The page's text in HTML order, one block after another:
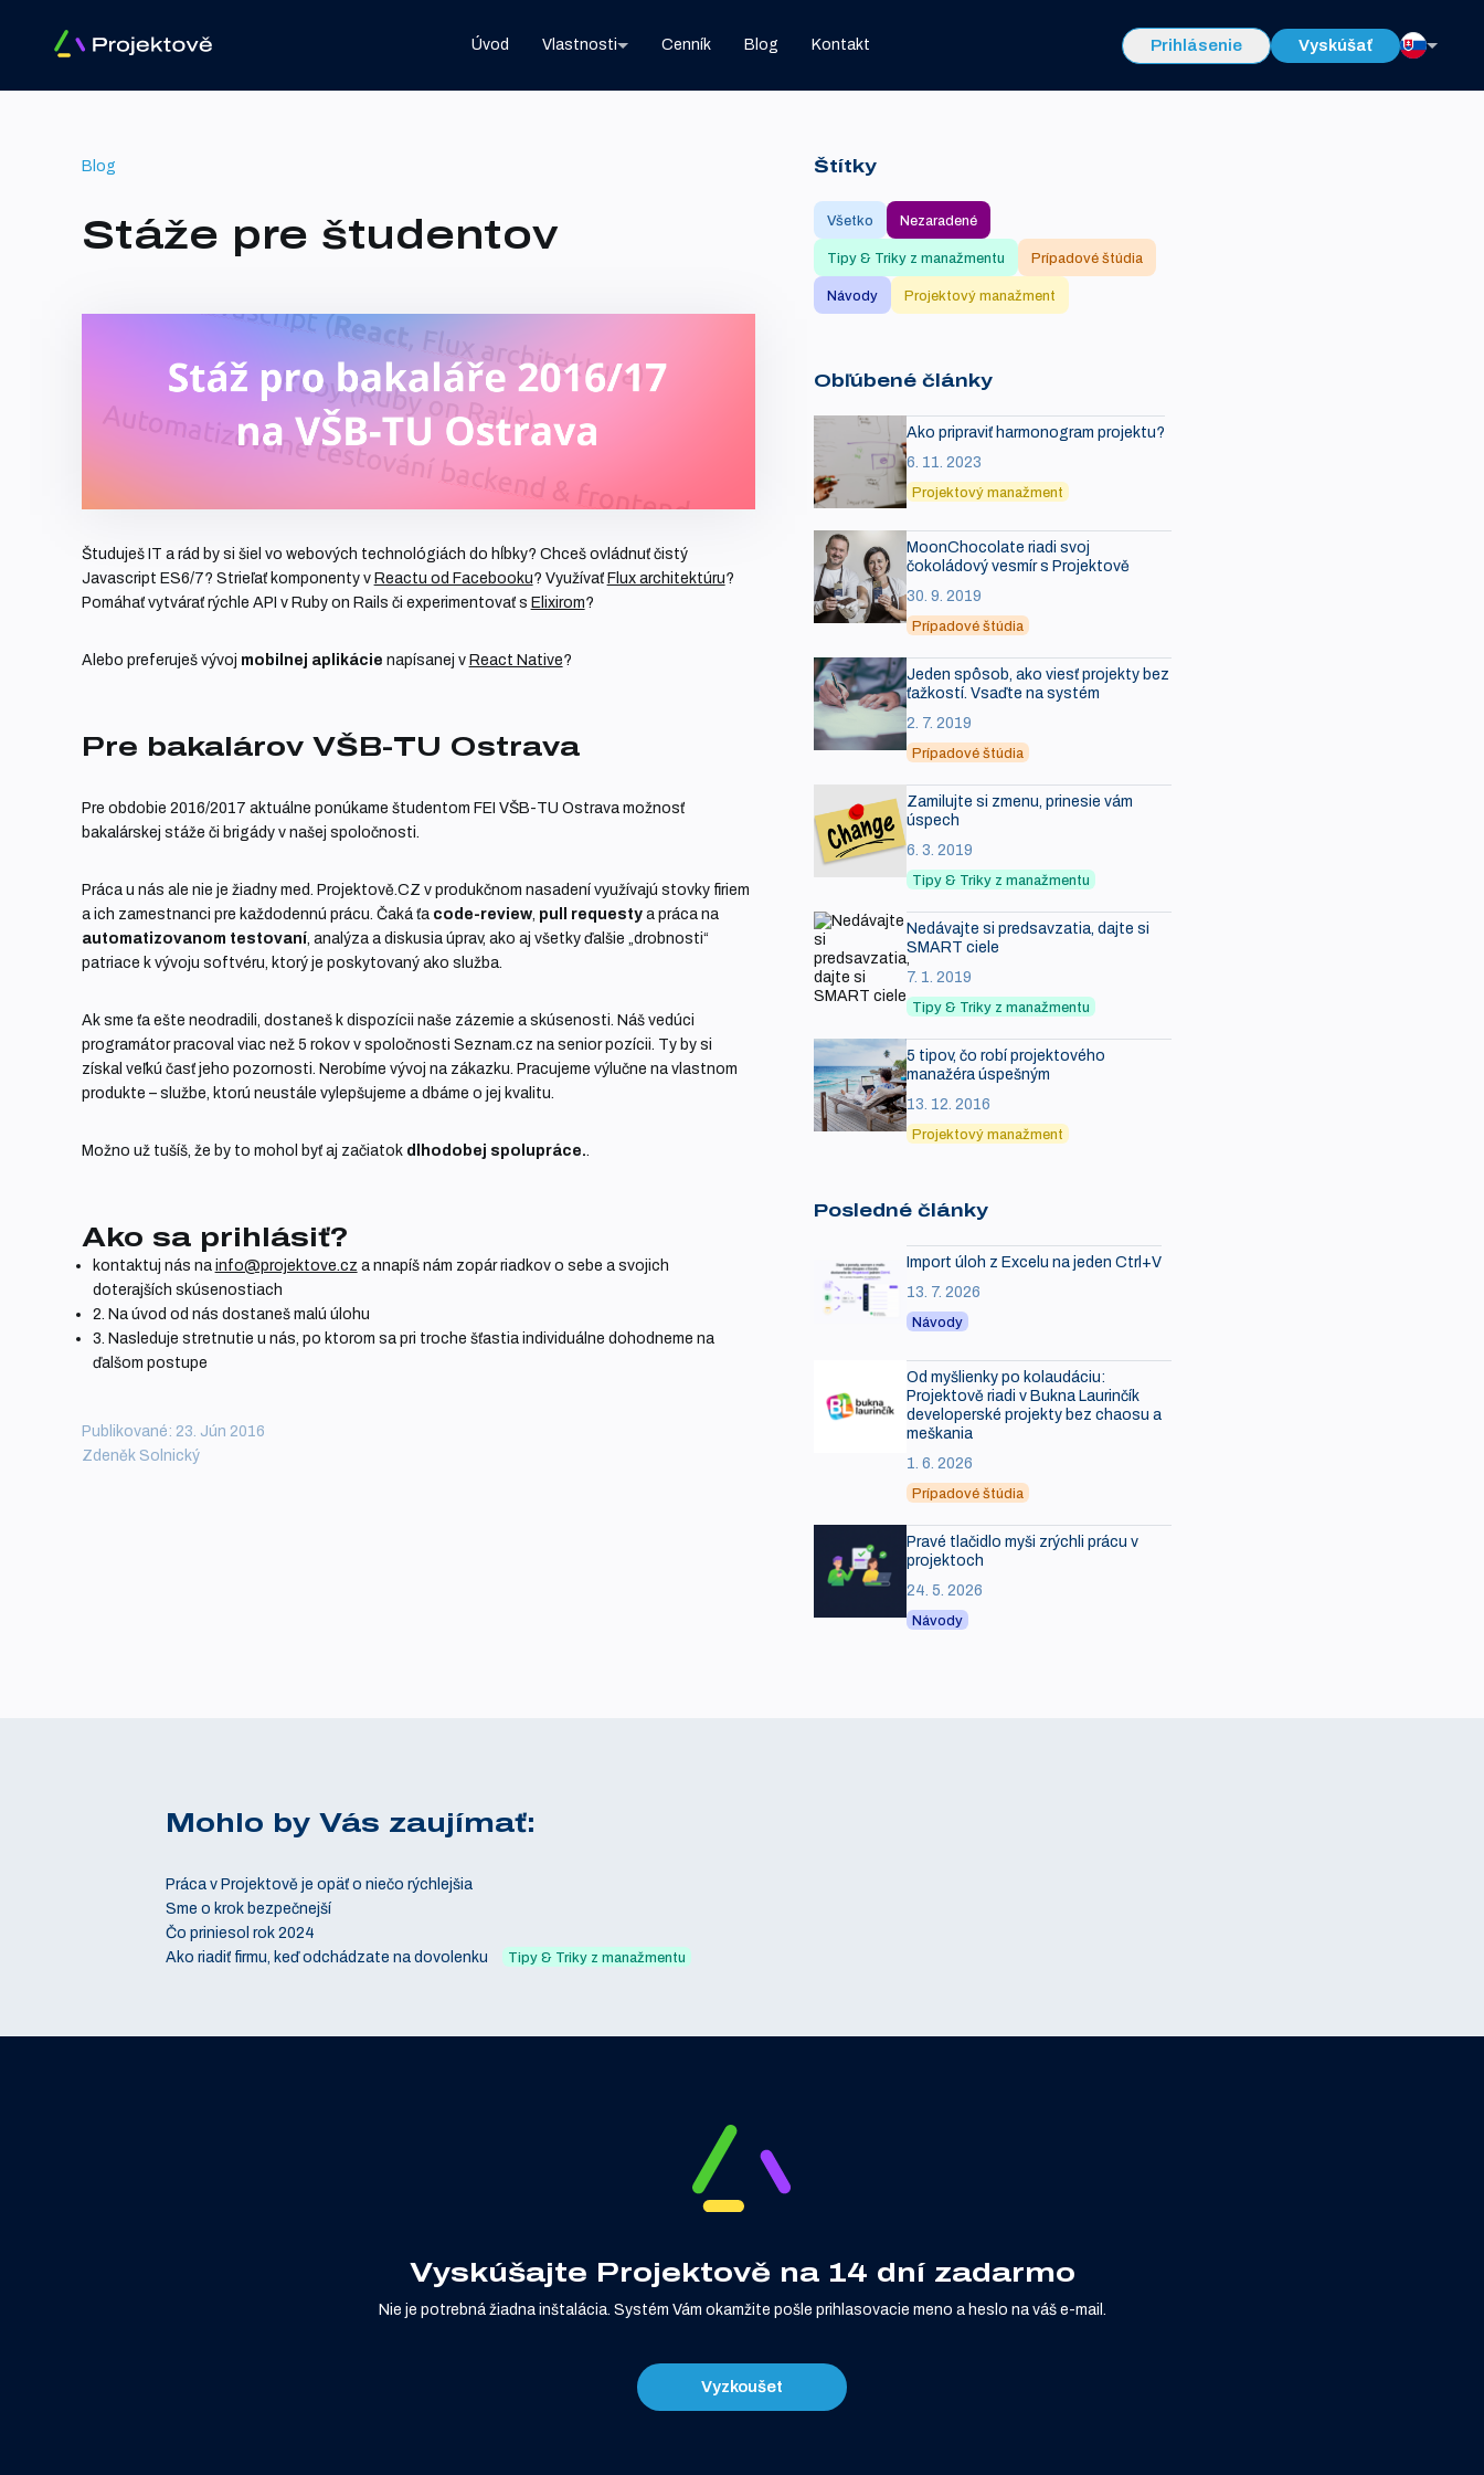
Úvod Vlastnosti Cenník Blog Kontakt Prihlásenie Vyskúšať
Blog
Stáže pre študentov
Študuješ IT a rád by si šiel vo webových technológiách do hĺbky? Chceš ovládnuť čistý
Javascript ES6/7? Strieľať komponenty v Reactu od Facebooku? Využívať Flux architektúru?
Pomáhať vytvárať rýchle API v Ruby on Rails či experimentovať s Elixirom?
Alebo preferuješ vývoj mobilnej aplikácie napísanej v React Native?
Pre bakalárov VŠB-TU Ostrava
Pre obdobie 2016/2017 aktuálne ponúkame študentom FEI VŠB-TU Ostrava možnosť
bakalárskej stáže či brigády v našej spoločnosti.
Práca u nás ale nie je žiadny med. Projektově.CZ v produkčnom nasadení využívajú stovky firiem
a ich zamestnanci pre každodennú prácu. Čaká ťa code-review, pull requestya práca na
automatizovanom testovaní, analýza a diskusia úprav, ako aj všetky ďalšie „drobnosti“
patriace k vývoju softvéru, ktorý je poskytovaný ako služba.
Ak sme ťa ešte neodradili, dostaneš k dispozícii naše zázemie a skúsenosti. Náš vedúci
programátor pracoval viac než 5 rokov v spoločnosti Seznam.cz na senior pozícii. Ty by si
získal veľkú časť jeho pozornosti. Nerobíme vývoj na zákazku. Pracujeme výlučne na vlastnom
produkte – službe, ktorú neustále vylepšujeme a dbáme o jej kvalitu.
Možno už tušíš, že by to mohol byť aj začiatok dlhodobej spolupráce..
Ako sa prihlásiť?
kontaktuj nás na info@projektove.cz a nnapíš nám zopár riadkov o sebe a svojich
doterajších skúsenostiach
2. Na úvod od nás dostaneš malú úlohu
3. Nasleduje stretnutie u nás, po ktorom sa pri troche šťastia individuálne dohodneme na
ďalšom postupe
Publikované: 23. Jún 2016
Zdeněk Solnický
Štítky
Všetko Nezaradené
Tipy & Triky z manažmentu Prípadové štúdia
Návody Projektový manažment
Obľúbené články
Ako pripraviť harmonogram projektu?
6. 11. 2023
Projektový manažment
MoonChocolate riadi svoj
čokoládový vesmír s Projektově
30. 9. 2019
Prípadové štúdia
Jeden spôsob, ako viesť projekty bez
ťažkostí. Vsaďte na systém
2. 7. 2019
Prípadové štúdia
Zamilujte si zmenu, prinesie vám
úspech
6. 3. 2019
Tipy & Triky z manažmentu
Nedávajte si predsavzatia, dajte si
SMART ciele
7. 1. 2019
Tipy & Triky z manažmentu
5 tipov, čo robí projektového
manažéra úspešným
13. 12. 2016
Projektový manažment
Posledné články
Import úloh z Excelu na jeden Ctrl+V
13. 7. 2026
Návody
Od myšlienky po kolaudáciu:
Projektově riadi v Bukna Laurinčík
developerské projekty bez chaosu a
meškania
1. 6. 2026
Prípadové štúdia
Pravé tlačidlo myši zrýchli prácu v
projektoch
24. 5. 2026
Návody
Mohlo by Vás zaujímať:
Práca v Projektově je opäť o niečo rýchlejšia
Sme o krok bezpečnejší
Čo priniesol rok 2024
Ako riadiť firmu, keď odchádzate na dovolenku
Tipy & Triky z manažmentu
Vyskúšajte Projektově na 14 dní zadarmo
Nie je potrebná žiadna inštalácia. Systém Vám okamžite pošle prihlasovacie meno a heslo na váš e-mail.
Vyzkoušet